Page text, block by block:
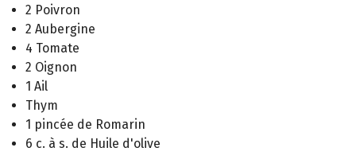
2 Poivron
2 Aubergine
4 Tomate
2 Oignon
1 Ail
Thym
1 pincée de Romarin
6 c. à s. de Huile d'olive